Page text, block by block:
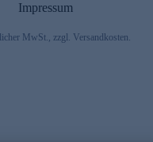
Impressum
MwSt., zzgl. Versandkosten.